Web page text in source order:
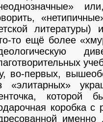
литературы)
то ещё более
во-первых,
«элитарных»
которой
коробка с